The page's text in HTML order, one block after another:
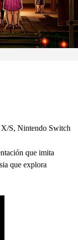
S, Nintendo Switch
que imita
que explora